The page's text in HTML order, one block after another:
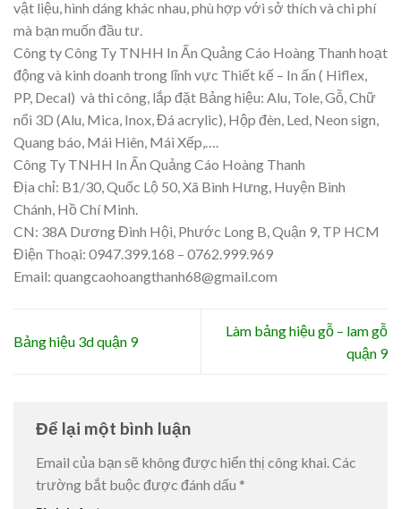
vật liệu, hình dáng khác nhau, phù hợp với sở thích và chi phí
mà bạn muốn đầu tư.
Công ty Công Ty TNHH In Ấn Quảng Cáo Hoàng Thanh hoạt
động và kinh doanh trong lĩnh vực Thiết kế – In ấn ( Hiflex,
PP, Decal) và thi công, lắp đặt Bảng hiệu: Alu, Tole, Gỗ, Chữ
nổi 3D (Alu, Mica, Inox, Đá acrylic), Hộp đèn, Led, Neon sign,
Quang báo, Mái Hiên, Mái Xếp,….
Công Ty TNHH In Ấn Quảng Cáo Hoàng Thanh
Địa chỉ: B1/30, Quốc Lộ 50, Xã Bình Hưng, Huyện Bình
Chánh, Hồ Chí Minh.
CN: 38A Dương Đình Hội, Phước Long B, Quận 9, TP HCM
Điện Thoại: 0947.399.168 – 0762.999.969
Email: quangcaohoangthanh68@gmail.com
Bảng hiệu 3d quận 9
Làm bảng hiệu gỗ – lam gỗ
quận 9
Để lại một bình luận
Email của bạn sẽ không được hiển thị công khai. Các
trường bắt buộc được đánh dấu *